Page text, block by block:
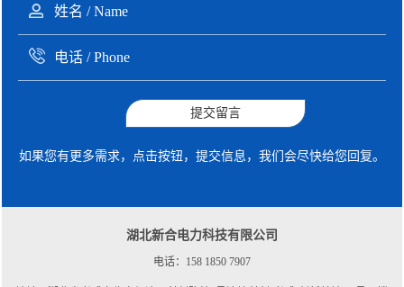
提交留言
如果您有更多需求，点击按钮，提交信息，我们会尽快给您回复。
湖北新合电力科技有限公司
电话：158 1850 7907